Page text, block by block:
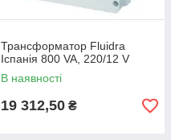
Трансформатор Fluidra
Іспанія 800 VA, 220/12 V
В наявності
19 312,50 ₴